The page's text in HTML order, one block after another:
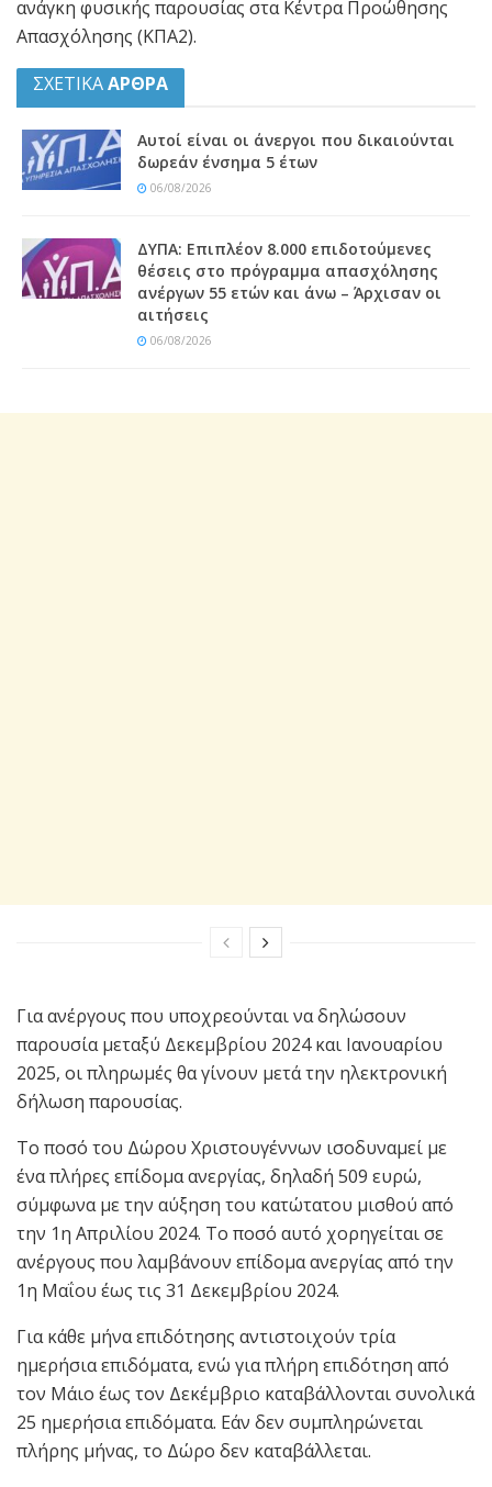
ανάγκη φυσικής παρουσίας στα Κέντρα Προώθησης
Απασχόλησης (ΚΠΑ2).
ΣΧΕΤΙΚΑΑΡΘΡΑ
Αυτοί είναι οι άνεργοι που δικαιούνται
δωρεάν ένσημα 5 έτων
06/08/2026
ΔΥΠΑ: Επιπλέον 8.000 επιδοτούμενες
θέσεις στο πρόγραμμα απασχόλησης
ανέργων 55 ετών και άνω – Άρχισαν οι
αιτήσεις
06/08/2026
Για ανέργους που υποχρεούνται να δηλώσουν
παρουσία μεταξύ Δεκεμβρίου 2024 και Ιανουαρίου
2025, οι πληρωμές θα γίνουν μετά την ηλεκτρονική
δήλωση παρουσίας.
Το ποσό του Δώρου Χριστουγέννων ισοδυναμεί με
ένα πλήρες επίδομα ανεργίας, δηλαδή 509 ευρώ,
σύμφωνα με την αύξηση του κατώτατου μισθού από
την 1η Απριλίου 2024. Το ποσό αυτό χορηγείται σε
ανέργους που λαμβάνουν επίδομα ανεργίας από την
1η Μαΐου έως τις 31 Δεκεμβρίου 2024.
Για κάθε μήνα επιδότησης αντιστοιχούν τρία
ημερήσια επιδόματα, ενώ για πλήρη επιδότηση από
τον Μάιο έως τον Δεκέμβριο καταβάλλονται συνολικά
25 ημερήσια επιδόματα. Εάν δεν συμπληρώνεται
πλήρης μήνας, το Δώρο δεν καταβάλλεται.